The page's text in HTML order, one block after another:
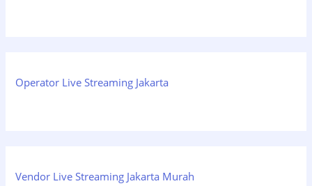
Operator Live Streaming Jakarta
Vendor Live Streaming Jakarta Murah